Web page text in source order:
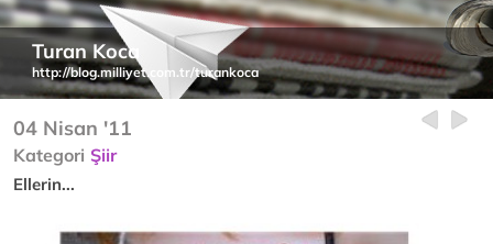
Turan Koca
http://blog.milliyet.com.tr/turankoca
04 Nisan '11
Kategori Şiir
Ellerin...